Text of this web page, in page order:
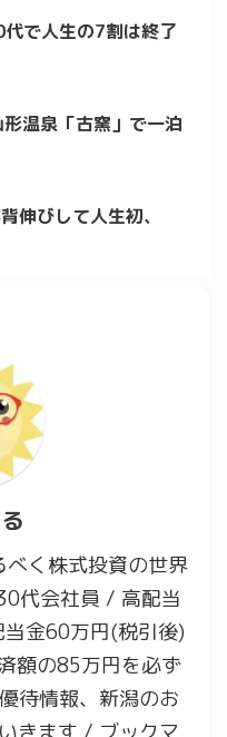
代で人生の7割は終了
形温泉「古窯」で一泊
伸びして人生初、
く株式投資の世界
代会社員 / 高配当
金60万円(税引後)
額の85万円を必ず
待情報、新潟のお